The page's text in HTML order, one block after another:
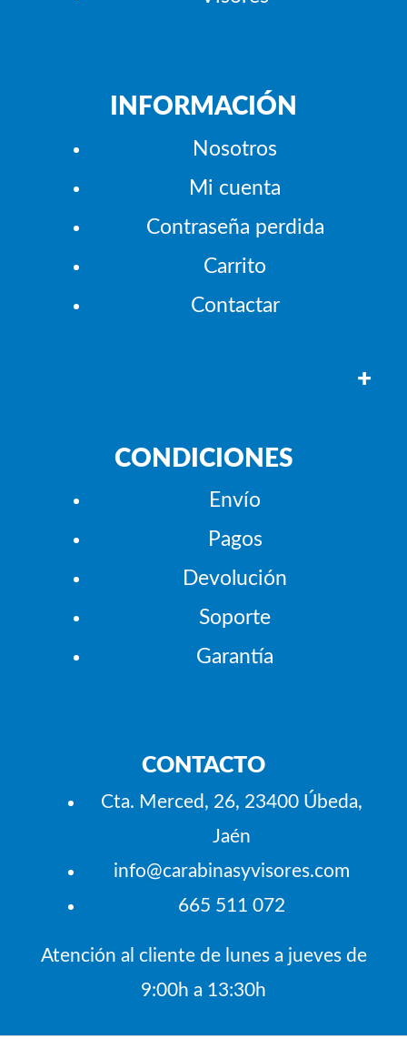
INFORMACIÓN
Nosotros
Mi cuenta
Contraseña perdida
Carrito
Contactar
+
CONDICIONES
Envío
Pagos
Devolución
Soporte
Garantía
CONTACTO
Cta. Merced, 26, 23400 Úbeda,
Jaén
info@carabinasyvisores.com
665 511 072
Atención al cliente de lunes a jueves de
9:00h a 13:30h